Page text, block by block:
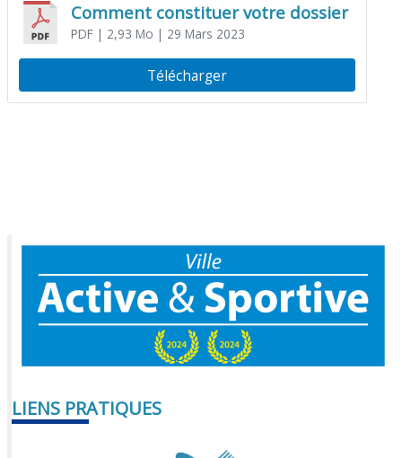
Comment constituer votre dossier
PDF| 2,93 Mo | 29 Mars 2023
Télécharger
LIENS PRATIQUES